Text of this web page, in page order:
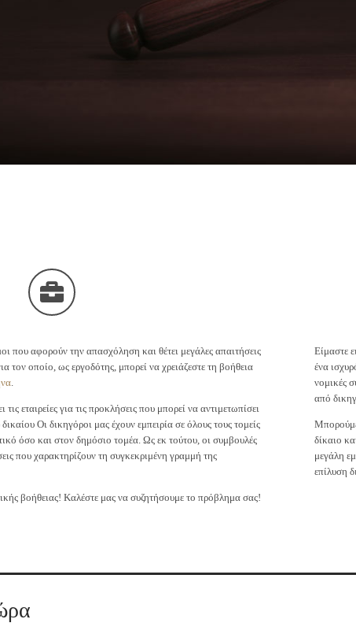
που αφορούν την απασχόληση και θέτει μεγάλες απαιτήσεις
τον οποίο, ως εργοδότης, μπορεί να χρειάζεστε τη βοήθεια
.
εταιρείες για τις προκλήσεις που μπορεί να αντιμετωπίσει
Οι δικηγόροι μας έχουν εμπειρία σε όλους τους τομείς
όσο και στον δημόσιο τομέα. Ως εκ τούτου, οι συμβουλές
που χαρακτηρίζουν τη συγκεκριμένη γραμμή της
βοήθειας! Καλέστε μας να συζητήσουμε το πρόβλημα σας!
Είμαστε
ένα
νομικές
από
Μπορούμε
δίκαιο
μεγάλη
επίλυση